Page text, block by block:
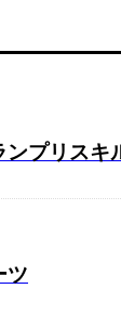
ンプリスキ
ツ